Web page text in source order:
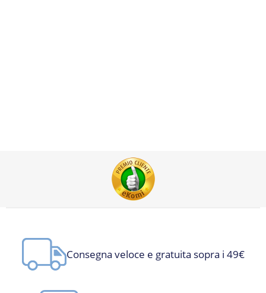
Consegna veloce e gratuita sopra i 49€